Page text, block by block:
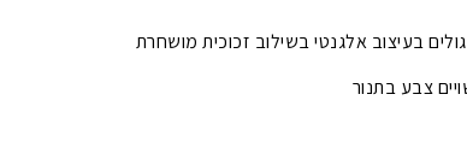
בעיצוב אלגנטי בשילוב זכוכית מושחרת
צבע בתנור